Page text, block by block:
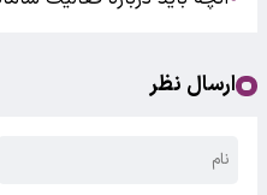
ارسال نظر